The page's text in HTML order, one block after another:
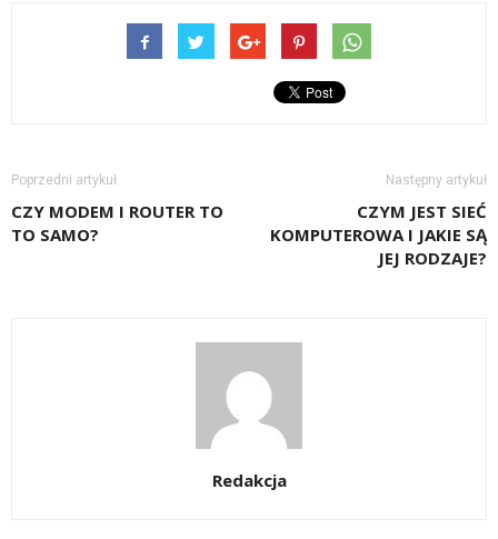
Poprzedni artykuł
CZY MODEM I ROUTER TO
TO SAMO?
Następny artykuł
CZYM JEST SIEĆ
KOMPUTEROWA I JAKIE SĄ
JEJ RODZAJE?
Redakcja